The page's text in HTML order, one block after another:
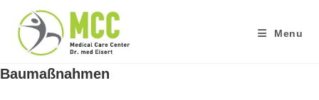
content
Menu
Baumaßnahmen